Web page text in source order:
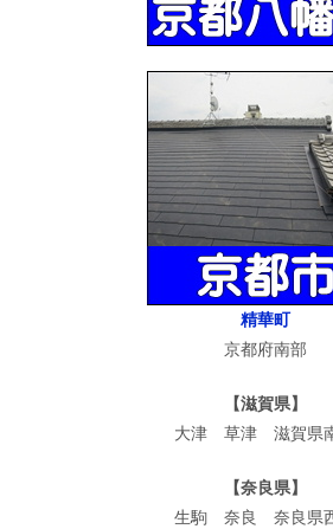
精華町
京都府南部
【滋賀県】
大津 草津 滋賀県
【奈良県】
生駒 奈良 奈良県